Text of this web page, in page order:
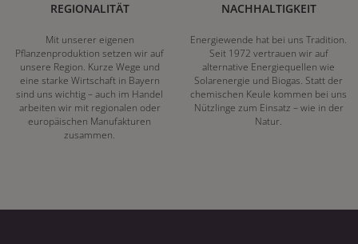
REGIONALITÄT
Mit unserer eigenen
Pflanzenproduktion setzen wir auf
unsere Region. Kurze Wege und
eine starke Wirtschaft in Bayern
sind uns wichtig – auch im Handel
arbeiten wir mit regionalen oder
europäischen Manufakturen
zusammen.
NACHHALTIGKEIT
Energiewende hat bei uns Tradition.
Seit 1972 vertrauen wir auf
alternative Energiequellen wie
Solarenergie und Biogas. Statt der
chemischen Keule kommen bei uns
Nützlinge zum Einsatz – wie in der
Natur.